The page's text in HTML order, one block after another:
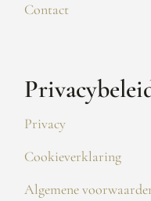
Contact
Privacy
Cookieverklaring
Algemene